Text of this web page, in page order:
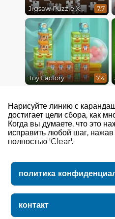
Jigsaw Puzzle XMas 7.7
Toy Factory 7.4
Нарисуйте линию с
достигает цели сбора, как
Когда вы думаете, что это
исправить любой шаг,
полностью 'Clear'.
политика
контакт